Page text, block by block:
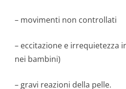
– movimenti non controllati
– eccitazione e irrequietezza
nei bambini)
– gravi reazioni della pelle.